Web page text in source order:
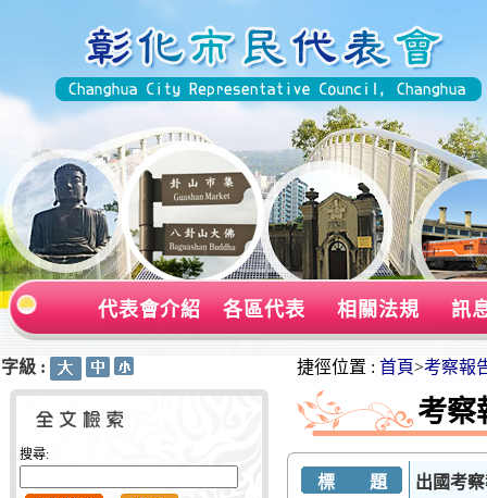
代表會介紹 各區代表 相關法規 訊
字級 :
搜尋:
捷徑位置 : 首頁>考察報
考察
標 題 出國考